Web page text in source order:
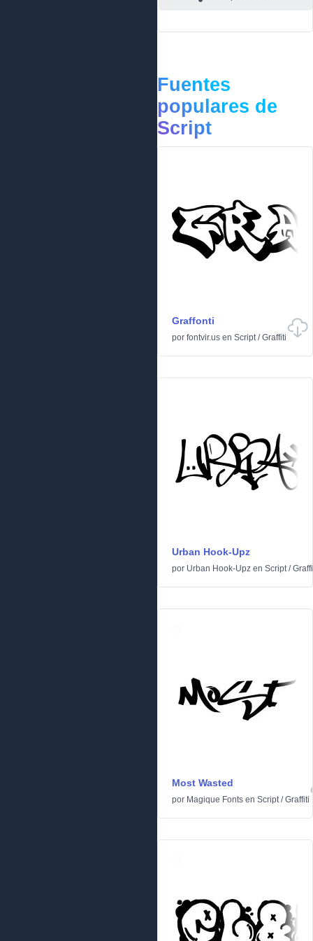
Fuentes
populares de
Script
Graffonti
por fontvir.us en Script/Graffiti
Urban Hook-Upz
por Urban Hook-Upz en Script/
Most Wasted
por Magique Fonts en Script/Graffiti